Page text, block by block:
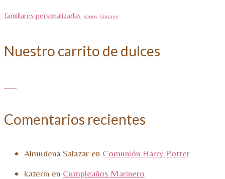
familiares personalizadas Varios Vintage
Nuestro carrito de dulces
Comentarios recientes
Almudena Salazar en Comunión Harry Potter
katerin en Cumpleaños Marinero